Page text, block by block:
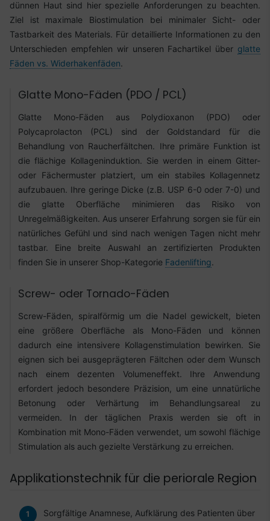
dünnen Haut sind hier spezielle Anforderungen zu beachten.
Ziel ist maximale Biostimulation bei minimaler Sicht- oder
Tastbarkeit des Materials. Für detaillierte Informationen zu den
Unterschieden empfehlen wir unseren Fachartikel über glatte
Fäden vs. Widerhakenfäden.
Glatte Mono-Fäden (PDO / PCL)
Glatte Mono-Fäden aus Polydioxanon (PDO) oder
Polycaprolacton (PCL) sind der Goldstandard für die
Behandlung von Raucherfältchen. Ihre primäre Funktion ist
die flächige Kollageninduktion. Sie werden in einem Gitter-
oder Fächermuster platziert, um ein stabiles Kollagennetz
aufzubauen. Ihre geringe Dicke (z.B. USP 6-0 oder 7-0) und
die glatte Oberfläche minimieren das Risiko von
Unregelmäßigkeiten. Aus unserer Erfahrung sorgen sie für ein
natürliches Gefühl und sind nach wenigen Tagen nicht mehr
tastbar. Eine breite Auswahl an zertifizierten Produkten
finden Sie in unserer Shop-Kategorie Fadenlifting.
Screw- oder Tornado-Fäden
Screw-Fäden, spiralförmig um die Nadel gewickelt, bieten
eine größere Oberfläche als Mono-Fäden und können
dadurch eine intensivere Kollagenstimulation bewirken. Sie
eignen sich bei ausgeprägteren Fältchen oder dem Wunsch
nach einem dezenten Volumeneffekt. Ihre Anwendung
erfordert jedoch besondere Präzision, um eine unnatürliche
Betonung oder Verhärtung im Behandlungsareal zu
vermeiden. In der täglichen Praxis werden sie oft in
Kombination mit Mono-Fäden verwendet, um sowohl flächige
Stimulation als auch gezielte Verstärkung zu erreichen.
Applikationstechnik für die periorale Region
Sorgfältige Anamnese, Aufklärung des Patienten über